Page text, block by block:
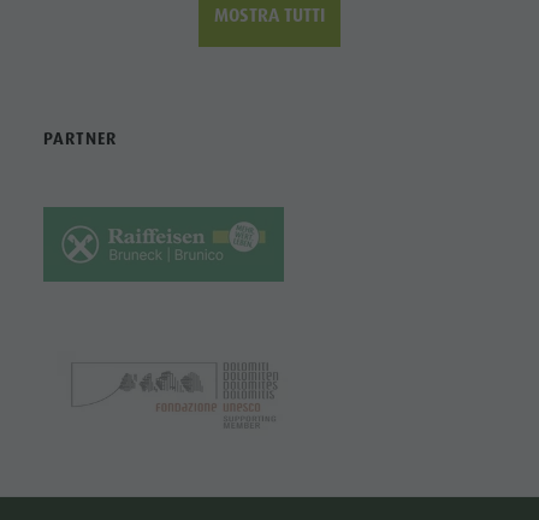
MOSTRA TUTTI
PARTNER